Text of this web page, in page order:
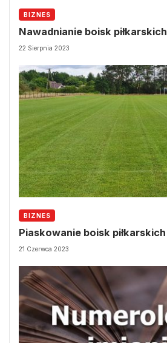
BIZNES
Nawadnianie boisk piłkarskich
22 Sierpnia 2023
BIZNES
Piaskowanie boisk piłkarskich
21 Czerwca 2023